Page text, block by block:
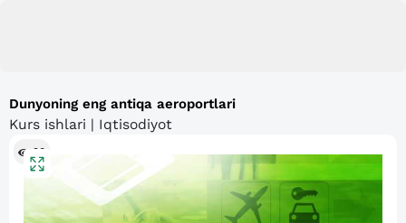
Dunyoning eng antiqa aeroportlari
Kurs ishlari | Iqtisodiyot
98